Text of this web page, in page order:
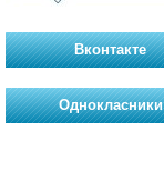
Вконтакте
Однокласники